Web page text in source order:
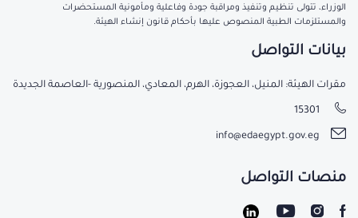
الوزراء، تتولى تنظيم وتنفيذ ومراقبة جودة وفاعلية ومأمونية المستحضرات
والمستلزمات الطبية المنصوص عليها بأحكام قانون إنشاء الهيئة.
بيانات التواصل
مقرات الهيئة: المنيل، العجوزة، الهرم، المعادي، المنصورية -العاصمة الجديدة
15301
info@edaegypt.gov.eg
منصات التواصل